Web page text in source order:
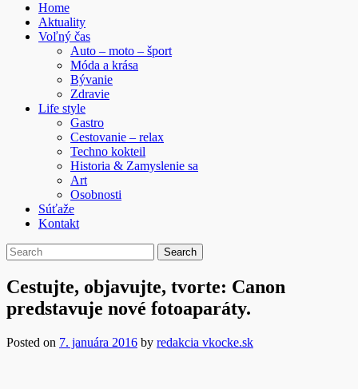
Home
Aktuality
Voľný čas
Auto – moto – šport
Móda a krása
Bývanie
Zdravie
Life style
Gastro
Cestovanie – relax
Techno kokteil
Historia & Zamyslenie sa
Art
Osobnosti
Súťaže
Kontakt
Cestujte, objavujte, tvorte: Canon
predstavuje nové fotoaparáty.
Posted on 7. januára 2016 by redakcia vkocke.sk